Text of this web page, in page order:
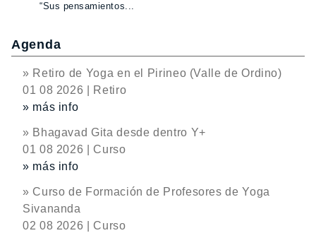
“Sus pensamientos...
Agenda
» Retiro de Yoga en el Pirineo (Valle de Ordino)
01 08 2026 | Retiro
» más info
» Bhagavad Gita desde dentro Y+
01 08 2026 | Curso
» más info
» Curso de Formación de Profesores de Yoga
Sivananda
02 08 2026 | Curso